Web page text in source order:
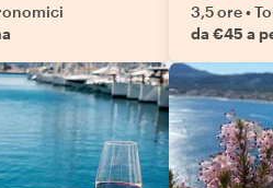
3,5 ore•
da €45 a